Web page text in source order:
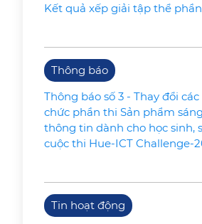
Kết quả xếp giải tập thể
Thông báo
Thông báo số 3 - Thay đổi
chức phần thi Sản phẩm
thông tin dành cho học sinh,
cuộc thi Hue-ICT Challenge-
Tin hoạt động